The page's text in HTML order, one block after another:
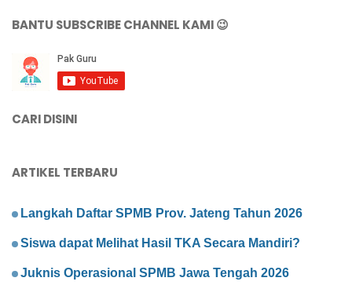
BANTU SUBSCRIBE CHANNEL KAMI 😉
CARI DISINI
ARTIKEL TERBARU
Langkah Daftar SPMB Prov. Jateng Tahun 2026
Siswa dapat Melihat Hasil TKA Secara Mandiri?
Juknis Operasional SPMB Jawa Tengah 2026